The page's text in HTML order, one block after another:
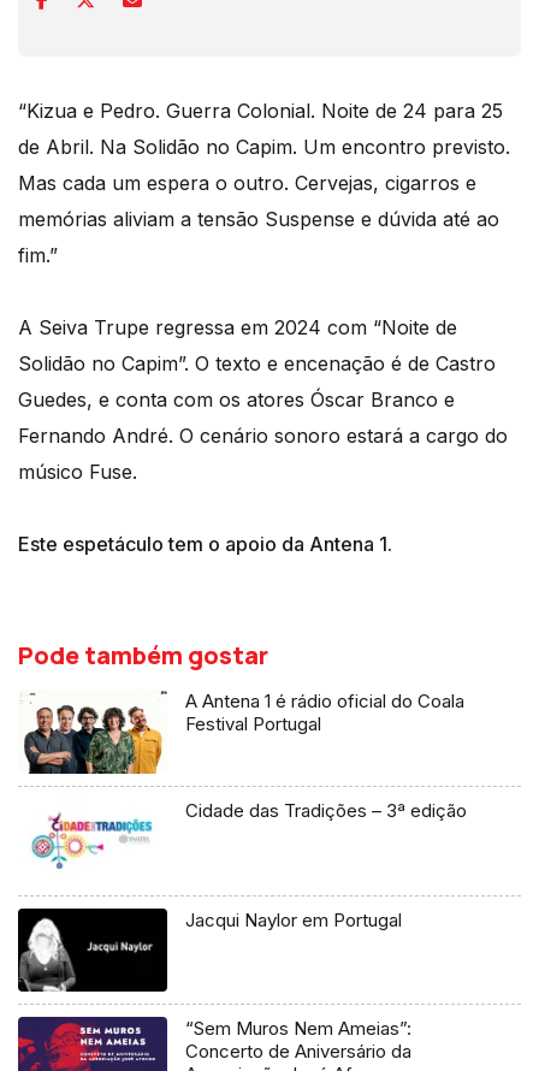
“Kizua e Pedro. Guerra Colonial. Noite de 24 para 25
de Abril. Na Solidão no Capim. Um encontro previsto.
Mas cada um espera o outro. Cervejas, cigarros e
memórias aliviam a tensão Suspense e dúvida até ao
fim.”
A Seiva Trupe regressa em 2024 com “Noite de
Solidão no Capim”. O texto e encenação é de Castro
Guedes, e conta com os atores Óscar Branco e
Fernando André. O cenário sonoro estará a cargo do
músico Fuse.
Este espetáculo tem o apoio da Antena 1.
Pode também gostar
A Antena 1 é rádio oficial do Coala
Festival Portugal
Cidade das Tradições – 3ª edição
Jacqui Naylor em Portugal
“Sem Muros Nem Ameias”:
Concerto de Aniversário da